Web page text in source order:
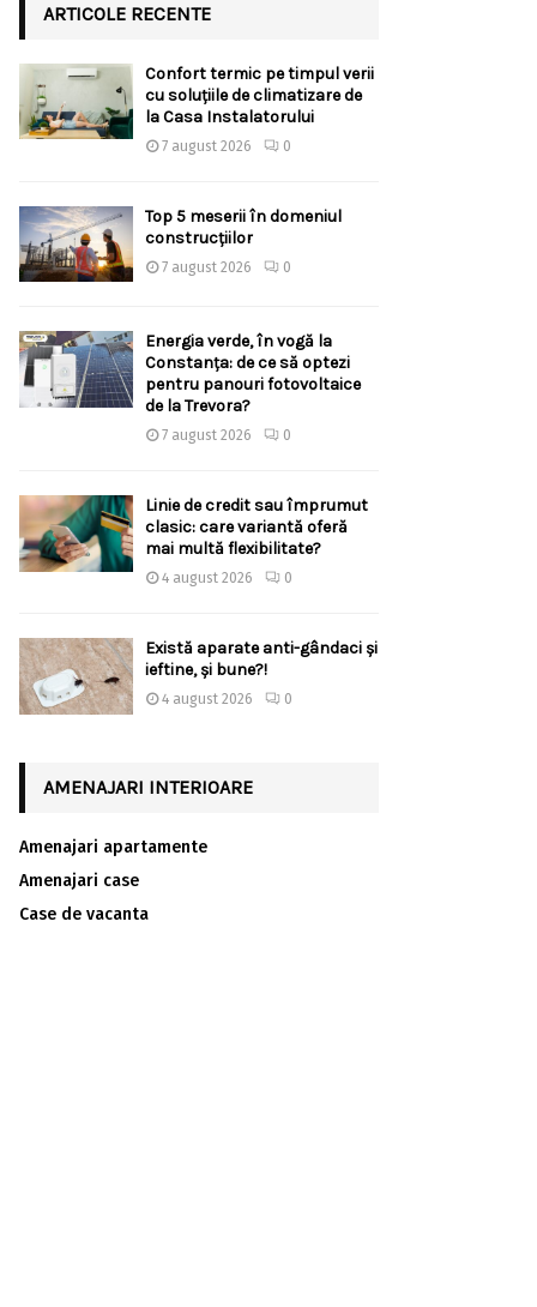
ARTICOLE RECENTE
Confort termic pe timpul verii
cu soluțiile de climatizare de
la Casa Instalatorului
7 august 2026 0
Top 5 meserii în domeniul
construcțiilor
7 august 2026 0
Energia verde, în vogă la
Constanța: de ce să optezi
pentru panouri fotovoltaice
de la Trevora?
7 august 2026 0
Linie de credit sau împrumut
clasic: care variantă oferă
mai multă flexibilitate?
4 august 2026 0
Există aparate anti-gândaci și
ieftine, și bune?!
4 august 2026 0
AMENAJARI INTERIOARE
Amenajari apartamente
Amenajari case
Case de vacanta